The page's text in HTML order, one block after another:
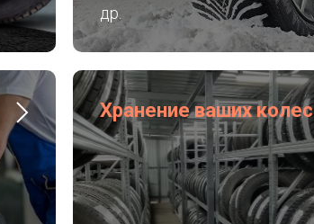
др.
Хранение ваших колес